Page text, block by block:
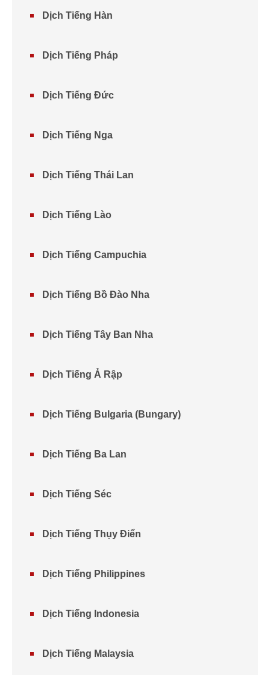
Dịch Tiếng Hàn
Dịch Tiếng Pháp
Dịch Tiếng Đức
Dịch Tiếng Nga
Dịch Tiếng Thái Lan
Dịch Tiếng Lào
Dịch Tiếng Campuchia
Dịch Tiếng Bồ Đào Nha
Dịch Tiếng Tây Ban Nha
Dịch Tiếng Ả Rập
Dịch Tiếng Bulgaria (Bungary)
Dịch Tiếng Ba Lan
Dịch Tiếng Séc
Dịch Tiếng Thụy Điển
Dịch Tiếng Philippines
Dịch Tiếng Indonesia
Dịch Tiếng Malaysia